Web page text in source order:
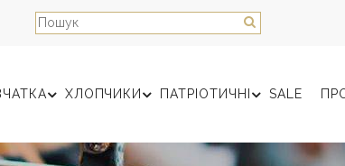
ХЛОПЧИКИ ПАТРІОТИЧНІ SALE